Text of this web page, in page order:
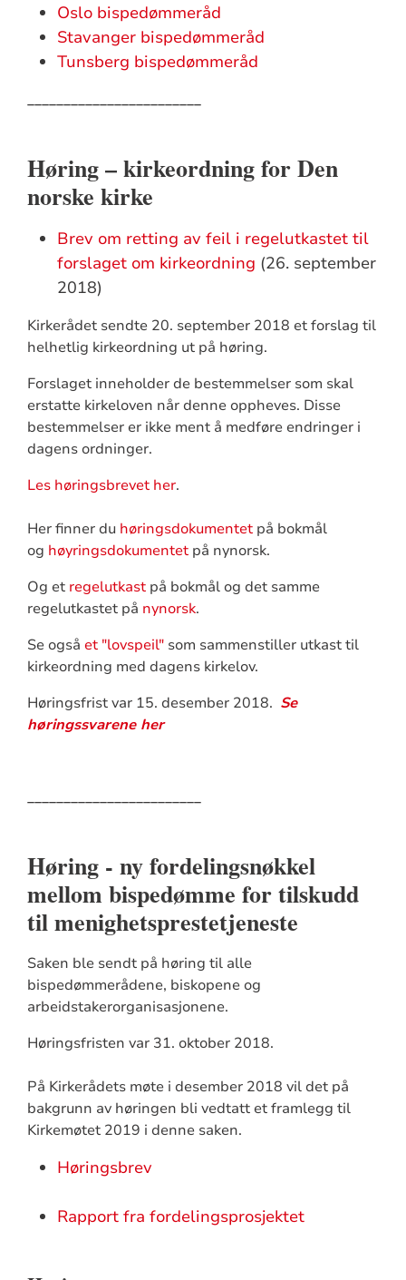
Oslo bispedømmeråd
Stavanger bispedømmeråd
Tunsberg bispedømmeråd
________________________
Høring – kirkeordning for Den
norske kirke
Brev om retting av feil i regelutkastet til
forslaget om kirkeordning (26. september
2018)
Kirkerådet sendte 20. september 2018 et forslag til
helhetlig kirkeordning ut på høring.
Forslaget inneholder de bestemmelser som skal
erstatte kirkeloven når denne oppheves. Disse
bestemmelser er ikke ment å medføre endringer i
dagens ordninger.
Les høringsbrevet her.
Her finner du høringsdokumentetpå bokmål
og høyringsdokumentetpå nynorsk.
Og et regelutkastpå bokmål og det samme
regelutkastet på nynorsk.
Se også et "lovspeil"som sammenstiller utkast til
kirkeordning med dagens kirkelov.
Høringsfrist var 15. desember 2018. Se
høringssvarene her
________________________
Høring - ny fordelingsnøkkel
mellom bispedømme for tilskudd
til menighetsprestetjeneste
Saken ble sendt på høring til alle
bispedømmerådene, biskopene og
arbeidstakerorganisasjonene.
Høringsfristen var 31. oktober 2018.
På Kirkerådets møte i desember 2018 vil det på
bakgrunn av høringen bli vedtatt et framlegg til
Kirkemøtet 2019 i denne saken.
Høringsbrev
Rapport fra fordelingsprosjektet